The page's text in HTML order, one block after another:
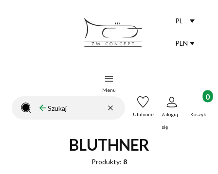
PL
PLN
Menu
Zamknij wyszukiwarkęWyczyść
Szukaj Ulubione Zaloguj
się
Koszyk
BLUTHNER
Produkty: 8